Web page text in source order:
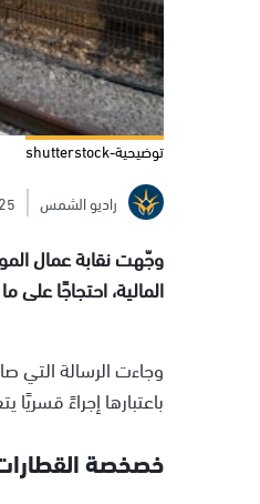
توضيحية-shutterstock
راديو الشمس
وجّهت نقابة عمال
المالية، احتجاجًا
وجاءت الرسالة التي
باعتبارها إجراءً
خصخصة